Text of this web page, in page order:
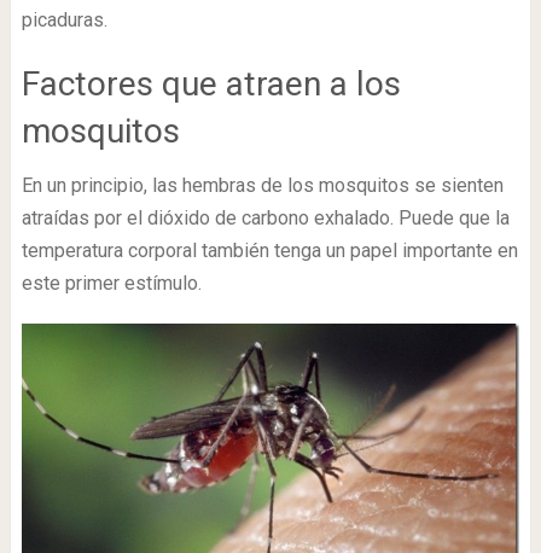
picaduras.
Factores que atraen a los
mosquitos
En un principio, las hembras de los mosquitos se sienten
atraídas por el dióxido de carbono exhalado. Puede que la
temperatura corporal también tenga un papel importante en
este primer estímulo.